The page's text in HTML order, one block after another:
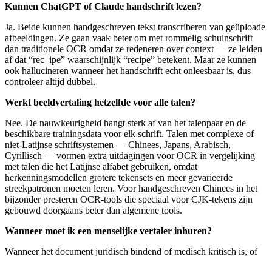
Kunnen ChatGPT of Claude handschrift lezen?
Ja. Beide kunnen handgeschreven tekst transcriberen van geüploade
afbeeldingen. Ze gaan vaak beter om met rommelig schuinschrift
dan traditionele OCR omdat ze redeneren over context — ze leiden
af dat “rec_ipe” waarschijnlijk “recipe” betekent. Maar ze kunnen
ook hallucineren wanneer het handschrift echt onleesbaar is, dus
controleer altijd dubbel.
Werkt beeldvertaling hetzelfde voor alle talen?
Nee. De nauwkeurigheid hangt sterk af van het talenpaar en de
beschikbare trainingsdata voor elk schrift. Talen met complexe of
niet-Latijnse schriftsystemen — Chinees, Japans, Arabisch,
Cyrillisch — vormen extra uitdagingen voor OCR in vergelijking
met talen die het Latijnse alfabet gebruiken, omdat
herkenningsmodellen grotere tekensets en meer gevarieerde
streekpatronen moeten leren. Voor handgeschreven Chinees in het
bijzonder presteren OCR-tools die speciaal voor CJK-tekens zijn
gebouwd doorgaans beter dan algemene tools.
Wanneer moet ik een menselijke vertaler inhuren?
Wanneer het document juridisch bindend of medisch kritisch is, of